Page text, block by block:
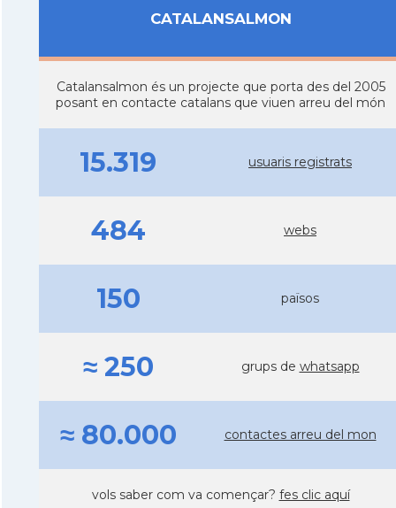
CATALANSALMON
Catalansalmon és un projecte que porta des del 2005
posant en contacte catalans que viuen arreu del món
15.319 usuaris registrats
484 webs
150 països
≈ 250 grups de whatsapp
≈ 80.000 contactes arreu del mon
vols saber com va començar? fes clic aquí